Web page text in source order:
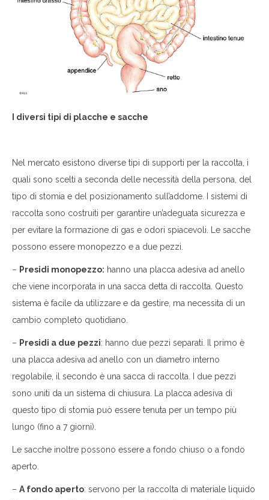
I diversi tipi di placche e sacche
Nel mercato esistono diverse tipi di supporti per la raccolta, i
quali sono scelti a seconda delle necessità della persona, del
tipo di stomia e del posizionamento sull’addome. I sistemi di
raccolta sono costruiti per garantire un’adeguata sicurezza e
per evitare la formazione di gas e odori spiacevoli. Le sacche
possono essere monopezzo e a due pezzi.
– Presidi monopezzo: hanno una placca adesiva ad anello
che viene incorporata in una sacca detta di raccolta. Questo
sistema è facile da utilizzare e da gestire, ma necessita di un
cambio completo quotidiano.
– Presidi a due pezzi: hanno due pezzi separati. Il primo è
una placca adesiva ad anello con un diametro interno
regolabile, il secondo è una sacca di raccolta. I due pezzi
sono uniti da un sistema di chiusura. La placca adesiva di
questo tipo di stomia può essere tenuta per un tempo più
lungo (fino a 7 giorni).
Le sacche inoltre possono essere a fondo chiuso o a fondo
aperto.
– A fondo aperto: servono per la raccolta di materiale liquido